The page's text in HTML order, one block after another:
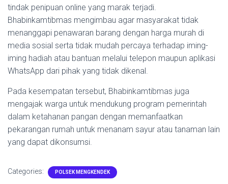
tindak penipuan online yang marak terjadi.
Bhabinkamtibmas mengimbau agar masyarakat tidak
menanggapi penawaran barang dengan harga murah di
media sosial serta tidak mudah percaya terhadap iming-
iming hadiah atau bantuan melalui telepon maupun aplikasi
WhatsApp dari pihak yang tidak dikenal.
Pada kesempatan tersebut, Bhabinkamtibmas juga
mengajak warga untuk mendukung program pemerintah
dalam ketahanan pangan dengan memanfaatkan
pekarangan rumah untuk menanam sayur atau tanaman lain
yang dapat dikonsumsi.
Categories: POLSEK MENGKENDEK